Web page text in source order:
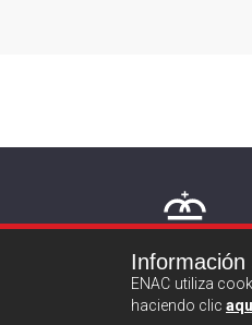
ENAC utiliza
haciendo clic